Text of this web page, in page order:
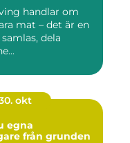
handlar om
mat – det är en
dela
okt
egna
från grunden